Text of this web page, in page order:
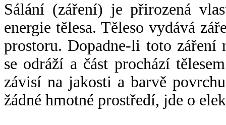
Sálání (záření) je přirozená
energie tělesa. Těleso vydává
prostoru. Dopadne-li toto záření
se odráží a část prochází
závisí na jakosti a barvě
žádné hmotné prostředí, jde o